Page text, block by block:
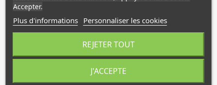
Habitat et Origine
Cette Tillandsia est native des forêts tropicales
humides d'Amérique centrale et du Sud, où elle
pousse en épiphyte sur les branches d'arbres, à
l'ombre du couvert forestier. Elle appartient au
environnements à humidité modérée à élevée.
Accepter.
Plus d'informations Personnaliser les cookies
REJETER TOUT
J'ACCEPTE